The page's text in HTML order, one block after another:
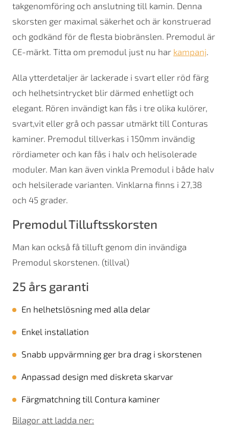
takgenomföring och anslutning till kamin. Denna
skorsten ger maximal säkerhet och är konstruerad
och godkänd för de flesta biobränslen. Premodul är
CE-märkt. Titta om premodul just nu har kampanj.
Alla ytterdetaljer är lackerade i svart eller röd färg
och helhetsintrycket blir därmed enhetligt och
elegant. Rören invändigt kan fås i tre olika kulörer,
svart,vit eller grå och passar utmärkt till Conturas
kaminer. Premodul tillverkas i 150mm invändig
rördiameter och kan fås i halv och helisolerade
moduler. Man kan även vinkla Premodul i både halv
och helsilerade varianten. Vinklarna finns i 27,38
och 45 grader.
Premodul Tilluftsskorsten
Man kan också få tilluft genom din invändiga
Premodul skorstenen. (tillval)
25 års garanti
En helhetslösning med alla delar
Enkel installation
Snabb uppvärmning ger bra drag i skorstenen
Anpassad design med diskreta skarvar
Färgmatchning till Contura kaminer
Bilagor att ladda ner: